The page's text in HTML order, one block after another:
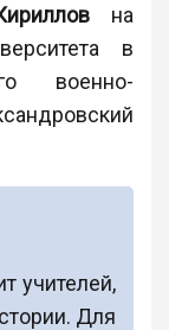
на
в
военно-
учителей,
Для